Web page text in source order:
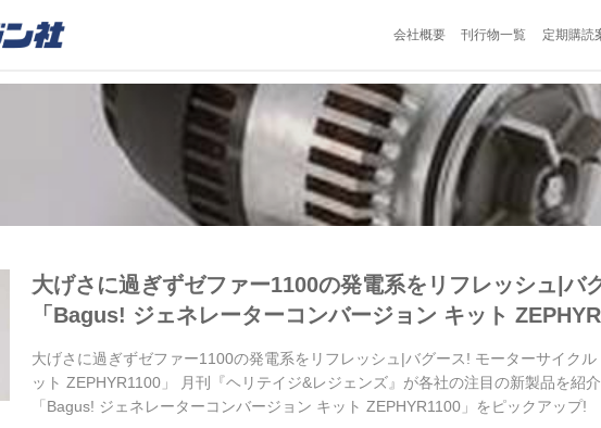
会社概要 刊行物一覧 定期購読
大げさに過ぎずゼファー1100の発電系をリフレッシュ|バ
「Bagus! ジェネレーターコンバージョン キット
大げさに過ぎずゼファー1100の発電系をリフレッシュ|バグース! モーターサイク
ット ZEPHYR1100」 月刊『ヘリテイジ&レジェンズ』が各社の注目の新製品を紹
「Bagus! ジェネレーターコンバージョン キット ZEPHYR1100」をピックアップ!